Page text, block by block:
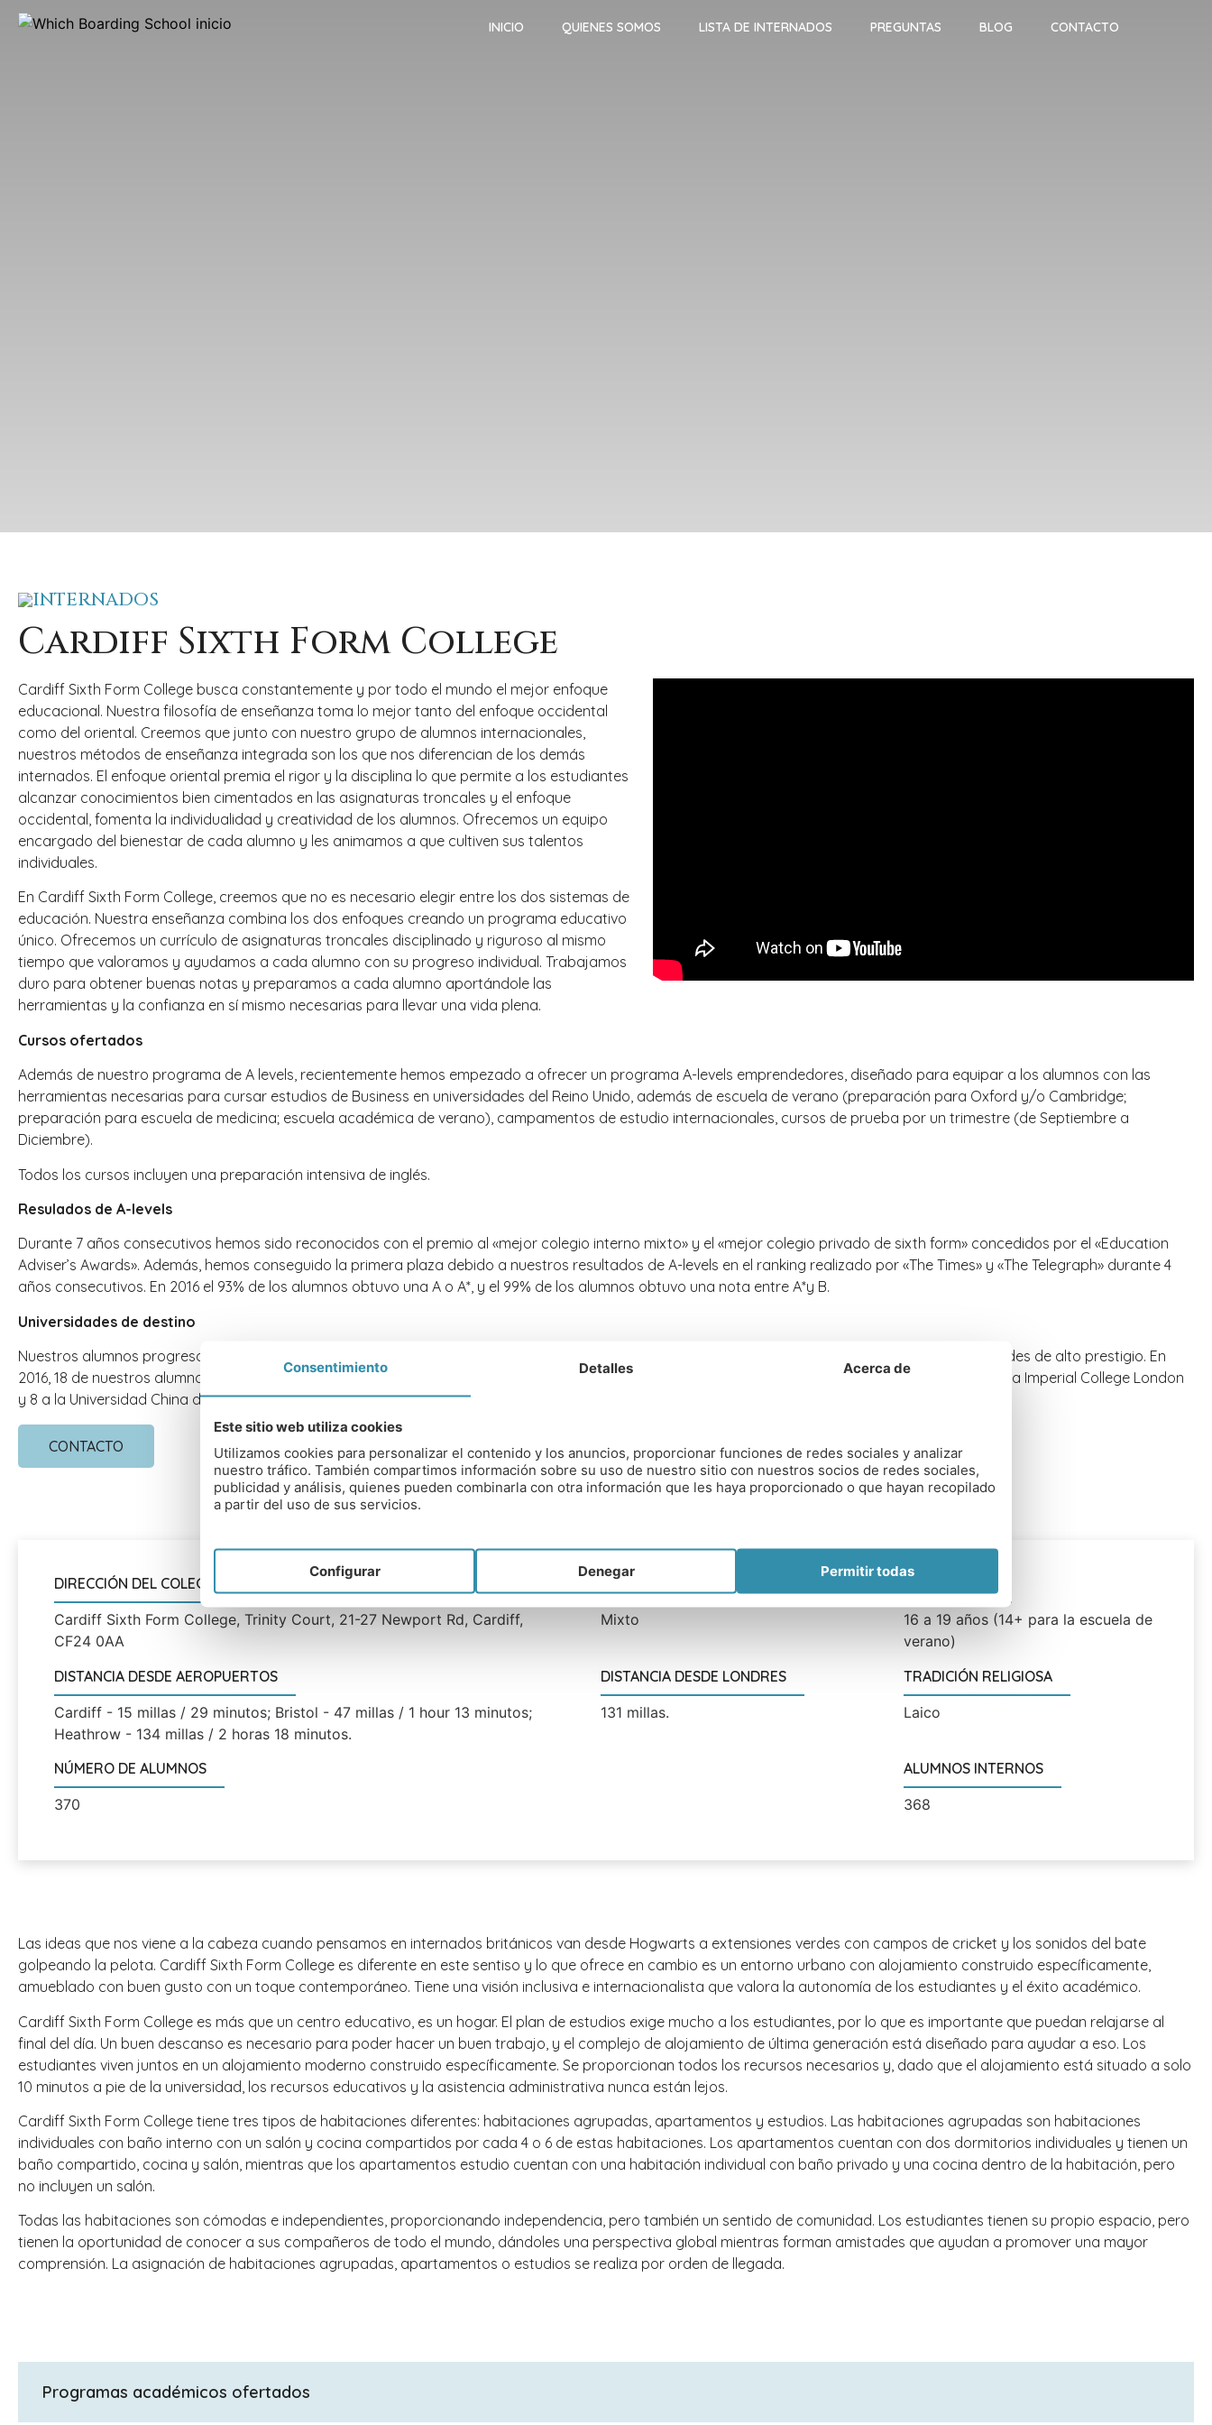
INICIO QUIENES SOMOS LISTA DE INTERNADOS PREGUNTAS BLOG CONTACTO
INTERNADOS
Cardiff Sixth Form College
Cardiff Sixth Form College busca constantemente y por todo el mundo el mejor enfoque
educacional. Nuestra filosofía de enseñanza toma lo mejor tanto del enfoque occidental
como del oriental. Creemos que junto con nuestro grupo de alumnos internacionales,
nuestros métodos de enseñanza integrada son los que nos diferencian de los demás
internados. El enfoque oriental premia el rigor y la disciplina lo que permite a los estudiantes
alcanzar conocimientos bien cimentados en las asignaturas troncales y el enfoque
occidental, fomenta la individualidad y creatividad de los alumnos. Ofrecemos un equipo
encargado del bienestar de cada alumno y les animamos a que cultiven sus talentos
individuales.
En Cardiff Sixth Form College, creemos que no es necesario elegir entre los dos sistemas de
educación. Nuestra enseñanza combina los dos enfoques creando un programa educativo
único. Ofrecemos un currículo de asignaturas troncales disciplinado y riguroso al mismo
tiempo que valoramos y ayudamos a cada alumno con su progreso individual. Trabajamos
duro para obtener buenas notas y preparamos a cada alumno aportándole las
herramientas y la confianza en sí mismo necesarias para llevar una vida plena.
Cursos ofertados
Además de nuestro programa de A levels, recientemente hemos empezado a ofrecer un programa A-levels emprendedores, diseñado para equipar a los alumnos con las
herramientas necesarias para cursar estudios de Business en universidades del Reino Unido, además de escuela de verano (preparación para Oxford y/o Cambridge;
preparación para escuela de medicina; escuela académica de verano), campamentos de estudio internacionales, cursos de prueba por un trimestre (de Septiembre a
Diciembre).
Todos los cursos incluyen una preparación intensiva de inglés.
Resulados de A-levels
Durante 7 años consecutivos hemos sido reconocidos con el premio al «mejor colegio interno mixto» y el «mejor colegio privado de sixth form» concedidos por el «Education
Adviser’s Awards». Además, hemos conseguido la primera plaza debido a nuestros resultados de A-levels en el ranking realizado por «The Times» y «The Telegraph» durante 4
años consecutivos. En 2016 el 93% de los alumnos obtuvo una A o A*, y el 99% de los alumnos obtuvo una nota entre A*y B.
Universidades de destino
Nuestros alumnos progresan a estudiar disciplinas muy competitivas como Medicina, Odontología, Veterinaria, Derecho y Económicas en universidades de alto prestigio. En
2016, 18 de nuestros alumnos entraron en la Universidad de Cambridge, 16 fueron a University College London, 14 a la London School of Economics, 10 a Imperial College London
y 8 a la Universidad China de Hong Kong (por mencionar solo algunos de ellos).
CONTACTO
DIRECCIÓN DEL COLEGIO
Cardiff Sixth Form College, Trinity Court, 21-27 Newport Rd, Cardiff,
CF24 0AA
TIPO DE COLEGIO
Mixto
16 a 19 años (14+ para la escuela de
verano)
DISTANCIA DESDE AEROPUERTOS
Cardiff - 15 millas / 29 minutos; Bristol - 47 millas / 1 hour 13 minutos;
Heathrow - 134 millas / 2 horas 18 minutos.
DISTANCIA DESDE LONDRES
131 millas.
TRADICIÓN RELIGIOSA
Laico
NÚMERO DE ALUMNOS
370
ALUMNOS INTERNOS
368
Las ideas que nos viene a la cabeza cuando pensamos en internados británicos van desde Hogwarts a extensiones verdes con campos de cricket y los sonidos del bate
golpeando la pelota. Cardiff Sixth Form College es diferente en este sentiso y lo que ofrece en cambio es un entorno urbano con alojamiento construido específicamente,
amueblado con buen gusto con un toque contemporáneo. Tiene una visión inclusiva e internacionalista que valora la autonomía de los estudiantes y el éxito académico.
Cardiff Sixth Form College es más que un centro educativo, es un hogar. El plan de estudios exige mucho a los estudiantes, por lo que es importante que puedan relajarse al
final del día. Un buen descanso es necesario para poder hacer un buen trabajo, y el complejo de alojamiento de última generación está diseñado para ayudar a eso. Los
estudiantes viven juntos en un alojamiento moderno construido específicamente. Se proporcionan todos los recursos necesarios y, dado que el alojamiento está situado a solo
10 minutos a pie de la universidad, los recursos educativos y la asistencia administrativa nunca están lejos.
Cardiff Sixth Form College tiene tres tipos de habitaciones diferentes: habitaciones agrupadas, apartamentos y estudios. Las habitaciones agrupadas son habitaciones
individuales con baño interno con un salón y cocina compartidos por cada 4 o 6 de estas habitaciones. Los apartamentos cuentan con dos dormitorios individuales y tienen un
baño compartido, cocina y salón, mientras que los apartamentos estudio cuentan con una habitación individual con baño privado y una cocina dentro de la habitación, pero
no incluyen un salón.
Todas las habitaciones son cómodas e independientes, proporcionando independencia, pero también un sentido de comunidad. Los estudiantes tienen su propio espacio, pero
tienen la oportunidad de conocer a sus compañeros de todo el mundo, dándoles una perspectiva global mientras forman amistades que ayudan a promover una mayor
comprensión. La asignación de habitaciones agrupadas, apartamentos o estudios se realiza por orden de llegada.
Programas académicos ofertados
Consentimiento Detalles Acerca de
Este sitio web utiliza cookies
Utilizamos cookies para personalizar el contenido y los anuncios, proporcionar funciones de redes sociales y analizar
nuestro tráfico. También compartimos información sobre su uso de nuestro sitio con nuestros socios de redes sociales,
publicidad y análisis, quienes pueden combinarla con otra información que les haya proporcionado o que hayan recopilado
a partir del uso de sus servicios.
Configurar Denegar Permitir todas